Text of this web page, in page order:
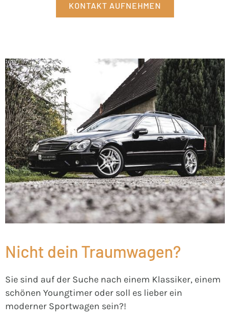
KONTAKT AUFNEHMEN
Nicht dein Traumwagen?
Sie sind auf der Suche nach einem Klassiker, einem
schönen Youngtimer oder soll es lieber ein
moderner Sportwagen sein?!